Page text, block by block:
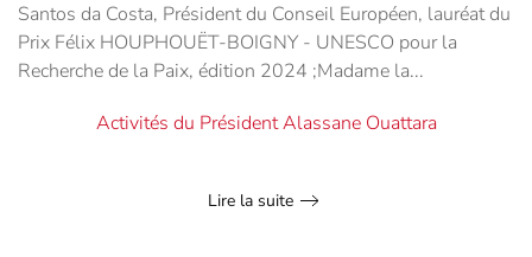
Santos da Costa, Président du Conseil Européen, lauréat du
Prix Félix HOUPHOUËT-BOIGNY - UNESCO pour la
Recherche de la Paix, édition 2024 ;Madame la...
Activités du Président Alassane Ouattara
Lire la suite